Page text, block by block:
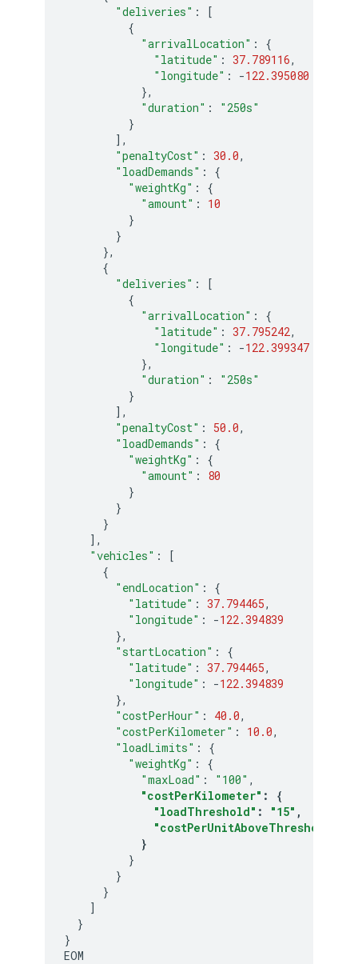
"deliveries" :
[
{
"arrivalLocation" :
{
"latitude" : 37.789116,
"longitude" : -122.395080
},
"duration" :
"250s"
}
],
"penaltyCost" : 30.0,
"loadDemands" :
{
"weightKg" :
{
"amount" :
10
}
}
},
{
"deliveries" :
[
{
"arrivalLocation" :
{
"latitude" : 37.795242,
"longitude" : -122.399347
},
"duration" :
"250s"
}
],
"penaltyCost" : 50.0,
"loadDemands" :
{
"weightKg" :
{
"amount" :
80
}
}
}
],
"vehicles" :
[
{
"endLocation" :
{
"latitude" : 37.794465,
"longitude" : -122.394839
},
"startLocation" :
{
"latitude" : 37.794465,
"longitude" : -122.394839
},
"costPerHour" : 40.0,
"costPerKilometer" : 10.0,
"loadLimits" :
{
"weightKg" :
{
"maxLoad" : "100" ,
"costPerKilometer" :
{
"loadThreshold" : "15" ,
"costPerUnitAboveThreshold"
}
}
}
}
]
}
}
EOM